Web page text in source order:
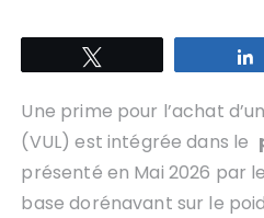
Une prime pour l’achat
(VUL) est intégrée dans le
présenté en Mai 2026 par
base dorénavant sur le